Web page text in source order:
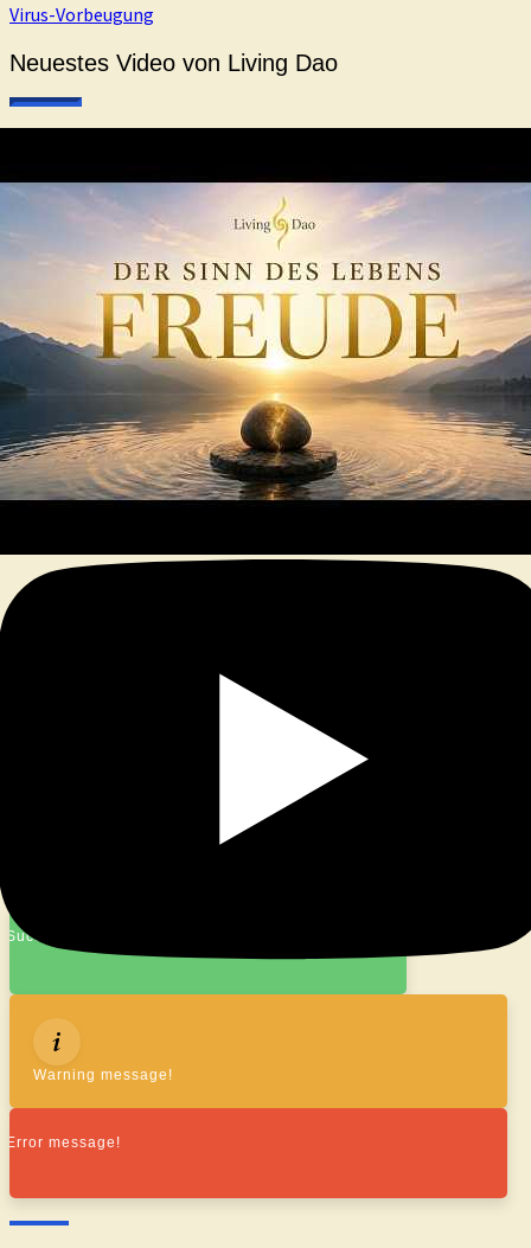
Virus-Vorbeugung
Neuestes Video von Living Dao
Success message!
Warning message!
Error message!